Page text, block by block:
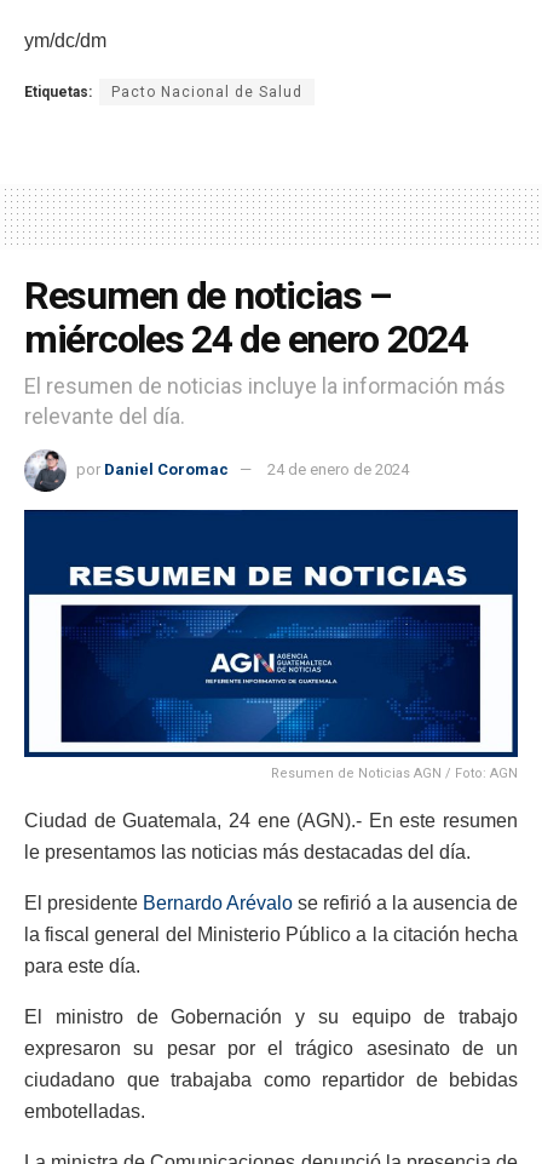
ym/dc/dm
Etiquetas: Pacto Nacional de Salud
Resumen de noticias –
miércoles 24 de enero 2024
El resumen de noticias incluye la información más
relevante del día.
por Daniel Coromac 24 de enero de 2024
Resumen de Noticias AGN / Foto: AGN
Ciudad de Guatemala, 24 ene (AGN).- En este resumen
le presentamos las noticias más destacadas del día.
El presidente Bernardo Arévalo se refirió a la ausencia de
la fiscal general del Ministerio Público a la citación hecha
para este día.
El ministro de Gobernación y su equipo de trabajo
expresaron su pesar por el trágico asesinato de un
ciudadano que trabajaba como repartidor de bebidas
embotelladas.